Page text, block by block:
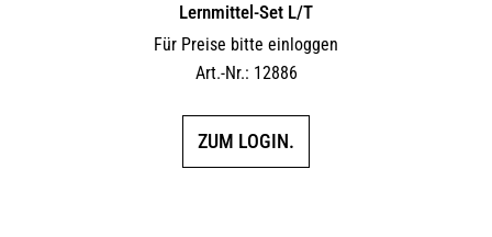
Lernmittel-Set L/T
Für Preise bitte einloggen
Art.-Nr.: 12886
ZUM LOGIN.